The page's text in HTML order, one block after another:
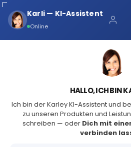
Start
START BLOG
Primera Eddie
Karli — KI-Assistent
Online
HALLO, ICH BIN
Ich bin der Karley KI-Assistent und
zu unseren Produkten und
schreiben — oder Dich mit
verbinden